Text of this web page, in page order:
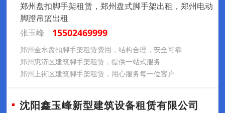
郑州盘扣脚手架租赁，郑州盘式脚手架出租，郑州电动
脚蹬吊篮出租
张玉峰
15502469999
郑州金水盘扣脚手架租赁费用，结构合理，安全可靠
郑州惠济区建筑脚手架租赁，提供一站式服务
郑州上街区建筑脚手架租赁，用心服务每一位客户
沈阳鑫玉峰新型建筑设备租赁有限公司